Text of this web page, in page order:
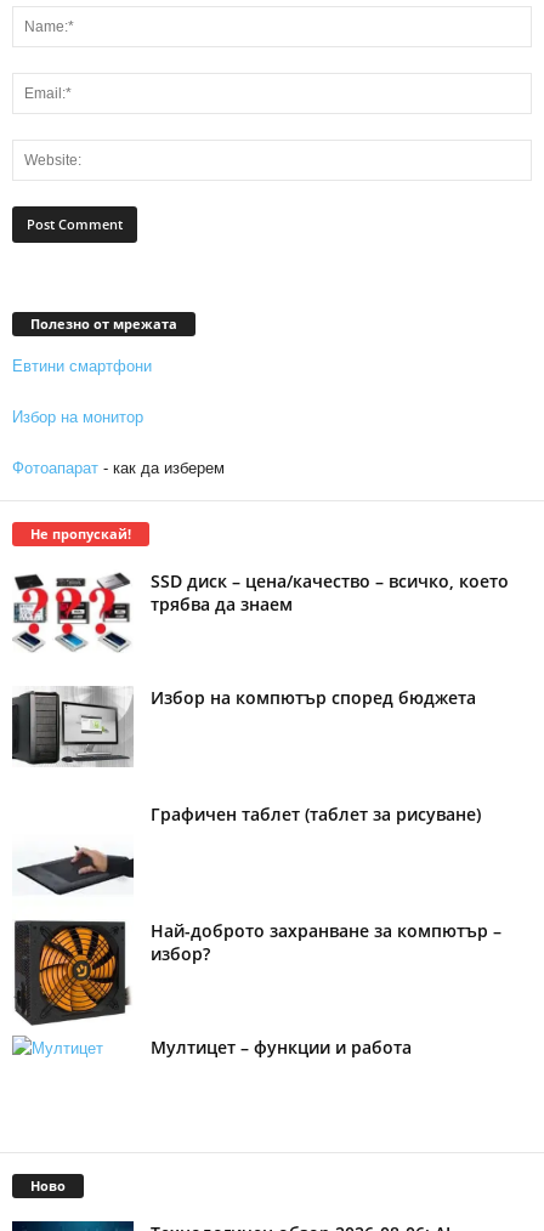
Полезно от мрежата
Евтини смартфони
Избор на монитор
Фотоапарат - как да изберем
Не пропускай!
SSD диск – цена/качество – всичко, което
трябва да знаем
Избор на компютър според бюджета
Графичен таблет (таблет за рисуване)
Най-доброто захранване за компютър –
избор?
Мултицет – функции и работа
Ново